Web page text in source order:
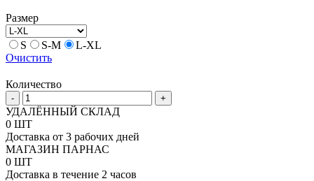
Размер
S S-M
L-XL
Очистить
Количество
-
Количество
товара
Кепка
Thor
S12
Slider
+
УДАЛЁННЫЙ СКЛАД
0 ШТ
Доставка от 3 рабочих дней
МАГАЗИН ПАРНАС
0 ШТ
Доставка в течение 2 часов